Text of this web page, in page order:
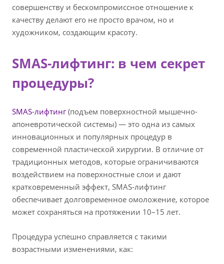
совершенству и бескомпромиссное отношение к
качеству делают его не просто врачом, но и
художником, создающим красоту.
SMAS-лифтинг: в чем секрет
процедуры?
SMAS-лифтинг(подъем поверхностной мышечно-
апоневротической системы) — это одна из самых
инновационных и популярных процедур в
современной пластической хирургии. В отличие от
традиционных методов, которые ограничиваются
воздействием на поверхностные слои и дают
кратковременный эффект, SMAS-лифтинг
обеспечивает долговременное омоложение, которое
может сохраняться на протяжении 10–15 лет.
Процедура успешно справляется с такими
возрастными изменениями, как: